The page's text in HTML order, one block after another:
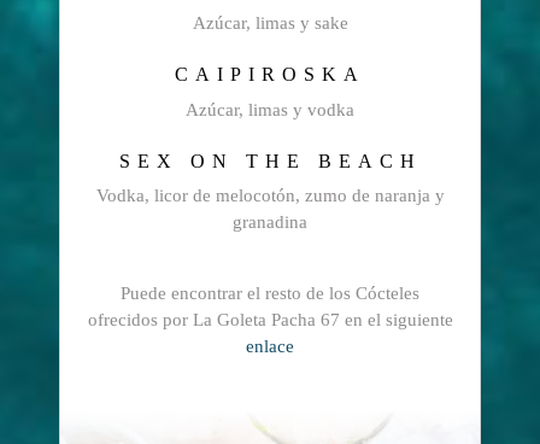
Azúcar, limas y sake
CAIPIROSKA
Azúcar, limas y vodka
SEX ON THE BEACH
Vodka, licor de melocotón, zumo de naranja y
granadina
Puede encontrar el resto de los Cócteles
ofrecidos por La Goleta Pacha 67 en el siguiente
enlace